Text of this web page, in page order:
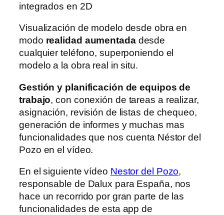
integrados en 2D
Visualización de modelo desde obra en
modo realidad aumentadadesde
cualquier teléfono, superponiendo el
modelo a la obra real in situ.
Gestión y planificación de equipos de
trabajo, con conexión de tareas a realizar,
asignación, revisión de listas de chequeo,
generación de informes y muchas mas
funcionalidades que nos cuenta Néstor del
Pozo en el vídeo.
En el siguiente vídeo Nestor del Pozo,
responsable de Dalux para España, nos
hace un recorrido por gran parte de las
funcionalidades de esta app de